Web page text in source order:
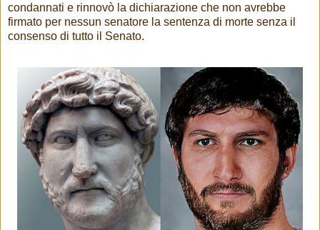
condannati e rinnovò la dichiarazione che non avrebbe
firmato per nessun senatore la sentenza di morte senza il
consenso di tutto il Senato.